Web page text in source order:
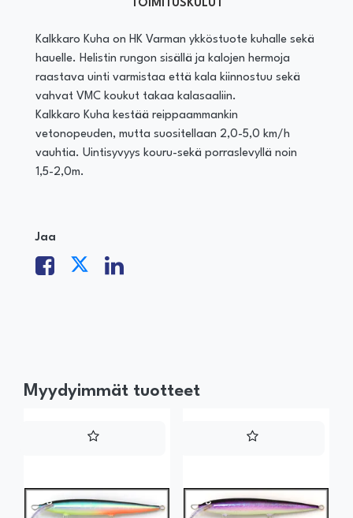
TOIMITUSKULUT
Kalkkaro Kuha on HK Varman ykköstuote kuhalle sekä
hauelle. Helistin rungon sisällä ja kalojen hermoja
raastava uinti varmistaa että kala kiinnostuu sekä
vahvat VMC koukut takaa kalasaaliin.
Kalkkaro Kuha kestää reippaammankin
vetonopeuden, mutta suositellaan 2,0-5,0 km/h
vauhtia. Uintisyvyys kouru-sekä porraslevyllä noin
1,5-2,0m.
Jaa
Myydyimmät tuotteet